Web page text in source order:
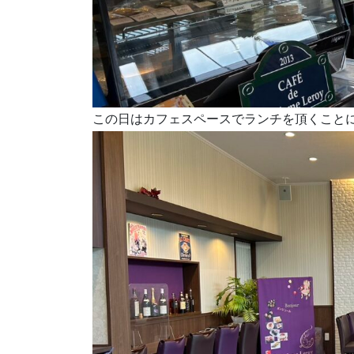
この日はカフェスペースでランチを頂くこと